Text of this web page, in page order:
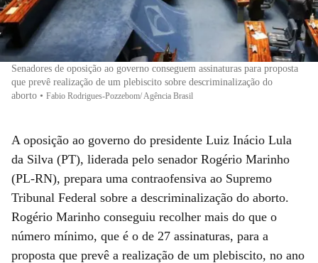
Senadores de oposição ao governo conseguem assinaturas para proposta
que prevê realização de um plebiscito sobre descriminalização do
aborto • Fabio Rodrigues-Pozzebom/ Agência Brasil
A oposição ao governo do presidente Luiz Inácio Lula
da Silva (PT), liderada pelo senador Rogério Marinho
(PL-RN), prepara uma contraofensiva ao Supremo
Tribunal Federal sobre a descriminalização do aborto.
Rogério Marinho conseguiu recolher mais do que o
número mínimo, que é o de 27 assinaturas, para a
proposta que prevê a realização de um plebiscito, no ano